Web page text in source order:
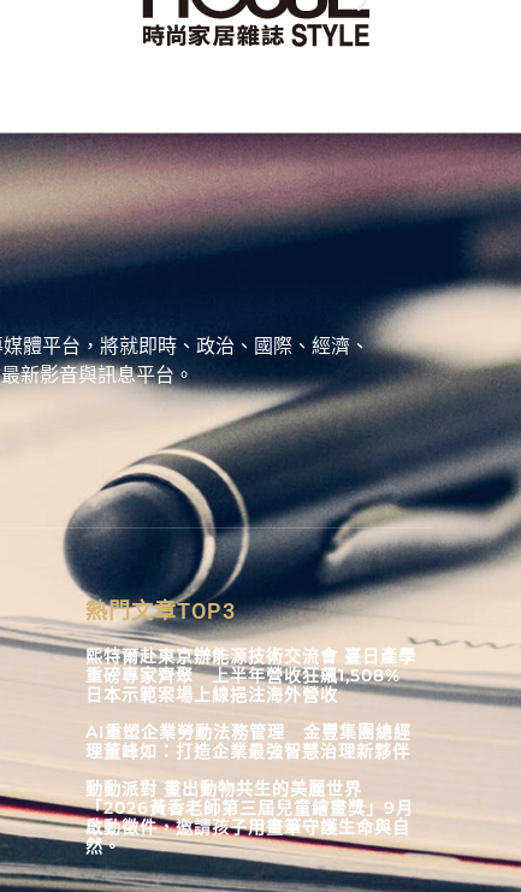
體平台，將就即時、政治、國際、經濟、
新影音與訊息平台。
熱門文章TOP3
熙特爾赴東京辦能源技術交流會 臺日產學
重磅專家齊聚 上半年營收狂飆1,508%
日本示範案場上線挹注海外營收
AI重塑企業勞動法務管理 金豐集團總經
理董峰如：打造企業最強智慧治理新夥伴
動動派對 畫出動物共生的美麗世界
「2026黃香老師第三屆兒童繪畫獎」9月
啟動徵件，邀請孩子用畫筆守護生命與自
然。